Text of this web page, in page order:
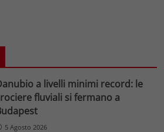
a livelli minimi record: le
fluviali si fermano a
5 Agosto 2026